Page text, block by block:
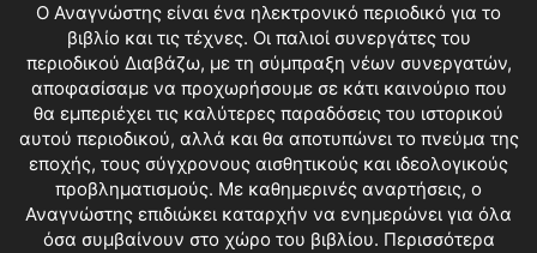
O Αναγνώστης είναι ένα ηλεκτρονικό περιοδικό για το
βιβλίο και τις τέχνες. Οι παλιοί συνεργάτες του
περιοδικού Διαβάζω, με τη σύμπραξη νέων συνεργατών,
αποφασίσαμε να προχωρήσουμε σε κάτι καινούριο που
θα εμπεριέχει τις καλύτερες παραδόσεις του ιστορικού
αυτού περιοδικού, αλλά και θα αποτυπώνει το πνεύμα της
εποχής, τους σύγχρονους αισθητικούς και ιδεολογικούς
προβληματισμούς. Με καθημερινές αναρτήσεις, ο
Αναγνώστης επιδιώκει καταρχήν να ενημερώνει για όλα
όσα συμβαίνουν στο χώρο του βιβλίου. Περισσότερα